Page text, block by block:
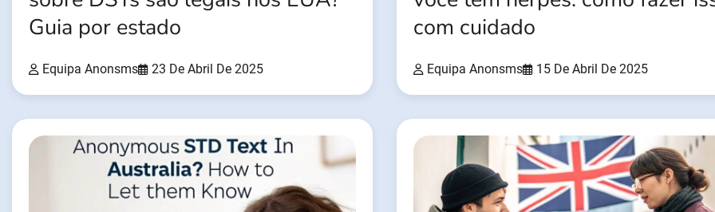
Guia por estado
Equipa Anonsms 23 De Abril De 2025
com cuidado
Equipa Anonsms 15 De Abril De 2025